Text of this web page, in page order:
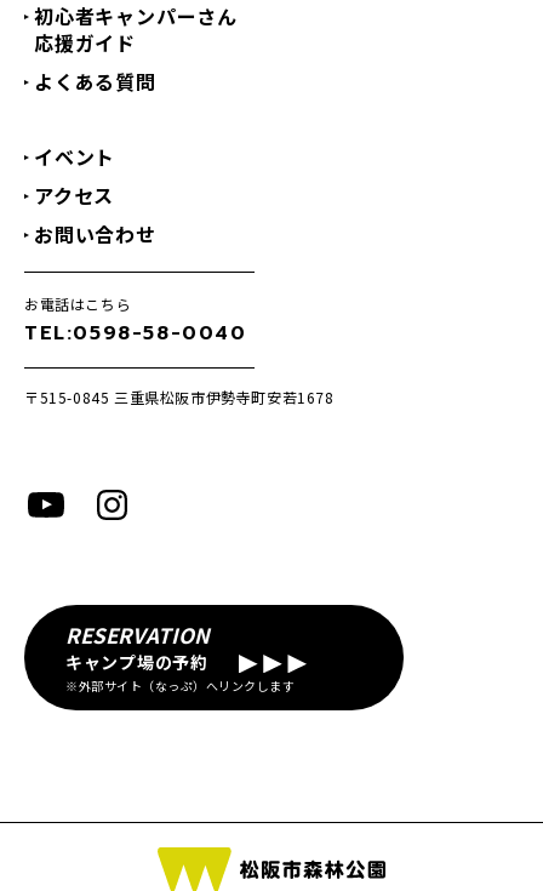
初心者キャンパーさん
応援ガイド
よくある質問
イベント
アクセス
お問い合わせ
お電話はこちら
TEL:0598-58-0040
〒515-0845 三重県松阪市伊勢寺町安若1678
RESERVATION
キャンプ場の予約
※外部サイト（なっぷ）へリンクします